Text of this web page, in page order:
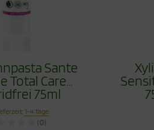
Sante
Total Care
75ml
1-4 Tage
(0)